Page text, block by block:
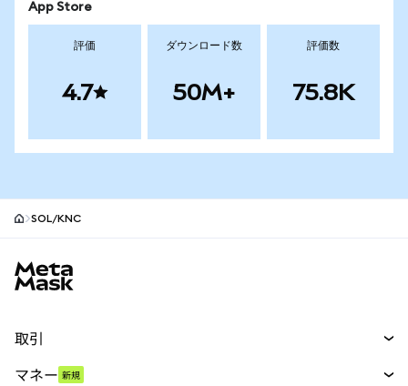
App Store
評価
4.7
ダウンロード数
50M+
評価数
75.8K
SOL/KNC
取引
マネー 新規